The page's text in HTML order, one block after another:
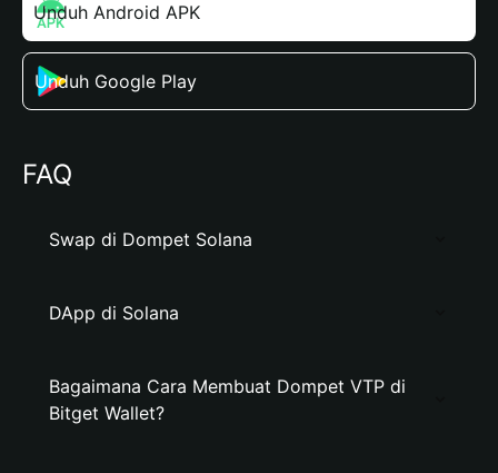
Unduh Android APK
Unduh Google Play
FAQ
Swap di Dompet Solana
DApp di Solana
Bagaimana Cara Membuat Dompet VTP di
Bitget Wallet?